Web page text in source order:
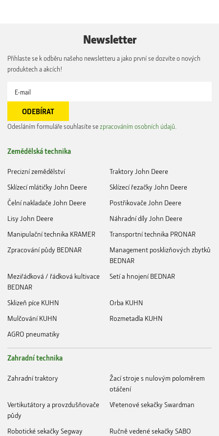
Newsletter
Přihlaste se k odběru našeho newsletteru a jako první se dozvíte o nových
produktech a akcích!
Odesláním formuláře souhlasíte sezpracováním osobních údajů
Zemědělská technika
Precizní zemědělství
Traktory John Deere
Sklízecí mlátičky John Deere
Sklízecí řezačky John Deere
Čelní nakladače John Deere
Postřikovače John Deere
Lisy John Deere
Náhradní díly John Deere
Manipulační technika KRAMER
Transportní technika PRONAR
Zpracování půdy BEDNAR
Management posklizňových zbytků
BEDNAR
Meziřádková / řádková kultivace
BEDNAR
Setí a hnojení BEDNAR
Sklizeň píce KUHN
Orba KUHN
Mulčování KUHN
Rozmetadla KUHN
AGRO pneumatiky
Zahradní technika
Zahradní traktory
Žací stroje s nulovým poloměrem
otáčení
Vertikutátory a provzdušňovače
půdy
Vřetenové sekačky Swardman
Robotické sekačky Segway
Ručně vedené sekačky SABO